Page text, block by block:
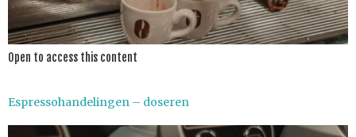
Open to access this content
Espressohandelingen – doseren